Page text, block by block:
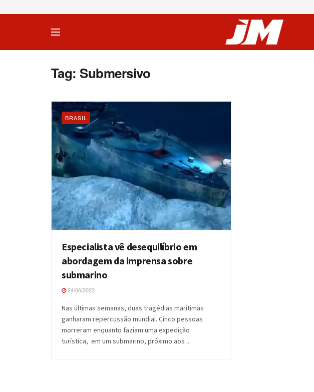
Tag: Submersivo
BRASIL
Especialista vê desequilíbrio em
abordagem da imprensa sobre
submarino
24/06/2023
Nas últimas semanas, duas tragédias marítimas
ganharam repercussão mundial. Cinco pessoas
morreram enquanto faziam uma expedição
turística, em um submarino, próximo aos ...